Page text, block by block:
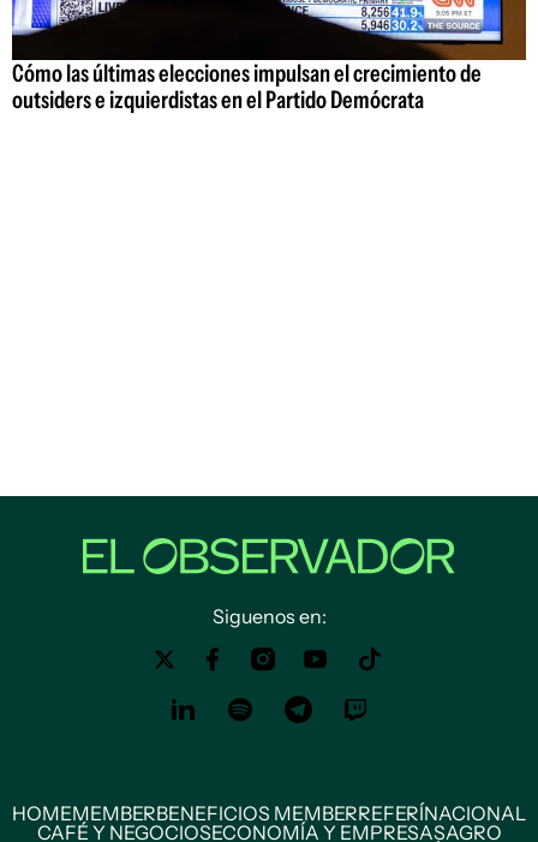
Cómo las últimas elecciones impulsan el crecimiento de
outsiders e izquierdistas en el Partido Demócrata
Siguenos en:
HOMEMEMBERBENEFICIOS MEMBERREFERÍNACIONAL
CAFÉ Y NEGOCIOSECONOMÍA Y EMPRESASAGRO